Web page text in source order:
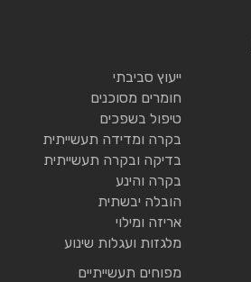
ייעוץ סביבתי
חומרים מסוכנים
טיפול בשפכים
בקרה ומדידה תעשייתית
בדיקה ובקרה תעשייתית
בקרה והינע
הובלה יבשתית
אריזה ומילוי
מלגזות ועגלות שינוע
מפוחים תעשייתיים